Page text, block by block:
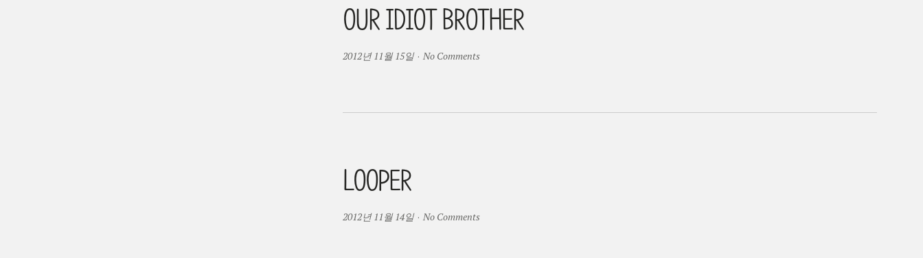
OUR IDIOT BROTHER
2012년 11월 15일 · No Comments
LOOPER
2012년 11월 14일 · No Comments